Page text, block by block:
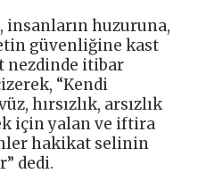
insanların huzuruna,
güvenliğine kast
nezdinde itibar
“Kendi
hırsızlık, arsızlık
için yalan ve iftira
hakikat selinin
dedi.